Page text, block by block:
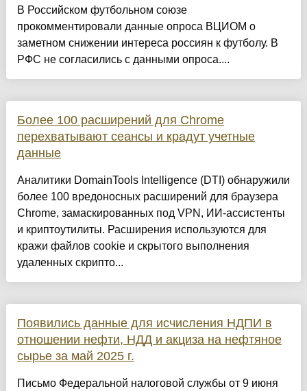
В Российском футбольном союзе
прокомментировали данные опроса ВЦИОМ о
заметном снижении интереса россиян к футболу. В
РФС не согласились с данными опроса....
Более 100 расширений для Chrome
перехватывают сеансы и крадут учетные
данные
Аналитики DomainTools Intelligence (DTI) обнаружили
более 100 вредоносных расширений для браузера
Chrome, замаскированных под VPN, ИИ-ассистенты
и криптоутилиты. Расширения используются для
кражи файлов cookie и скрытого выполнения
удаленных скрипто...
Появились данные для исчисления НДПИ в
отношении нефти, НДД и акциза на нефтяное
сырье за май 2025 г.
Письмо Федеральной налоговой службы от 9 июня